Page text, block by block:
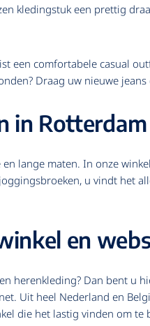
kledingstuk een prettig
een comfortabele casual
Draag uw nieuwe
in Rotterdam
lange maten. In onze
u vindt het
en
herenkleding? Dan bent u
Uit heel Nederland en
die het lastig vinden om te